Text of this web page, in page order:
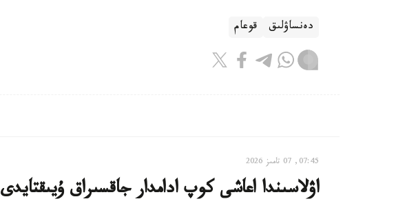
دەنساۋلىق قوعام
07:45, 07 تامىز 2026
اۋلاسىندا اعاشى كوپ ادامدار جاقسىراق ۇيىقتايدى